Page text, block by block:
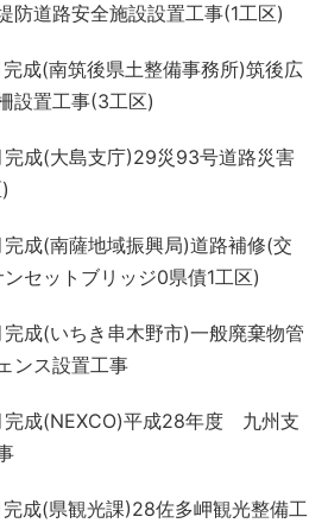
防道路安全施設設置工事(1工区)
成(南筑後県土整備事務所)筑後広
設置工事(3工区)
成(大島支庁)29災93号道路災害
成(南薩地域振興局)道路補修(交
セットブリッジ0県債1工区)
成(いちき串木野市)一般廃棄物管
ンス設置工事
成(NEXCO)平成28年度 九州支
成(県観光課)28佐多岬観光整備工